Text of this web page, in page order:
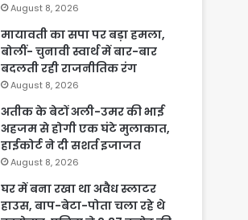
August 8, 2026
मायावती का सपा पर बड़ा हमला,
बोलीं- चुनावी स्वार्थ में बार-बार
बदलती रही राजनीतिक रंग
August 8, 2026
अतीक के बेटों अली-उमर की भाई
अहजम से होगी एक घंटे मुलाकात,
हाईकोर्ट ने दी सशर्त इजाजत
August 8, 2026
घर में बना रखा था अवैध स्लाटर
हाउस, बाप-बेटा-पोता चला रहे थे